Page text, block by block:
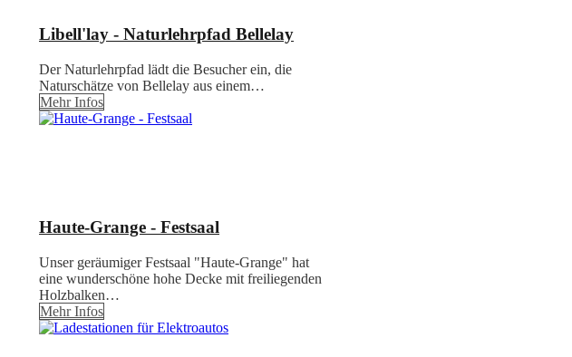
Libell'lay - Naturlehrpfad Bellelay
Der Naturlehrpfad lädt die Besucher ein, die
Naturschätze von Bellelay aus einem…
Mehr Infos
Haute-Grange - Festsaal
Unser geräumiger Festsaal "Haute-Grange" hat
eine wunderschöne hohe Decke mit freiliegenden
Holzbalken…
Mehr Infos